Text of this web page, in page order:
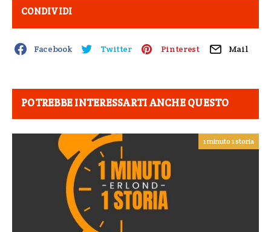
CONDIVIDI
Facebook Twitter Pinterest Mail
POTREBBE INTERESSARTI ANCHE QUESTO
1 minuto 1 storia